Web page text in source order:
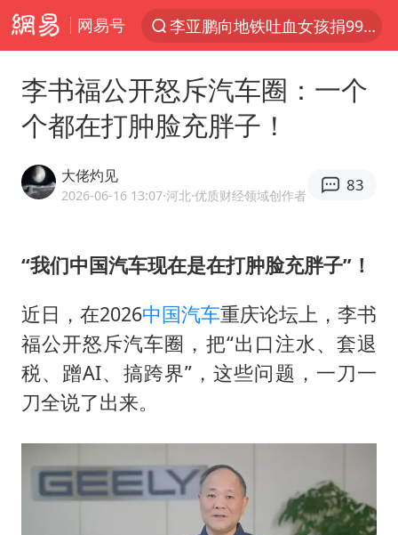
网易号
李亚鹏向地铁吐血女孩捐99999元
官方通报传销头目出狱办书院
因凡蒂诺首次公开道歉
人贩子“梅姨”真实姓名曝光
普京宣布多项人事调整
汕头市政府被约谈
陕西柞水遭遇暴雨五千余户群众转移
李书福公开怒斥汽车圈：一个
个都在打肿脸充胖子！
大佬灼见
2026-06-16 13:07·河北·优质财经领域创作者
83
“我们中国汽车现在是在打肿脸充胖子”！
近日，在2026中国汽车重庆论坛上，李书
福公开怒斥汽车圈，把“出口注水、套退
税、蹭AI、搞跨界”，这些问题，一刀一
刀全说了出来。